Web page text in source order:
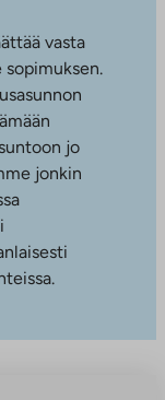
vasta
jo
jonkin